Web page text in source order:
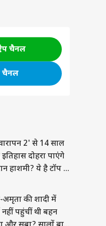
चैनल
चैनल
2' से 14 साल
दोहरा पाएंगे
हाशमी? ये है टॉप 5
की शादी में
नहीं पहुंचीं थी बहन